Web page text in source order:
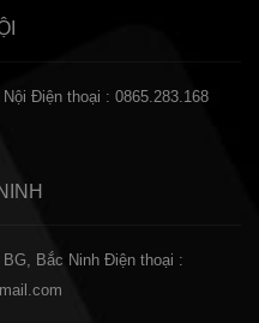
Điện thoại : 0865.283.168
Bắc Ninh Điện thoại :